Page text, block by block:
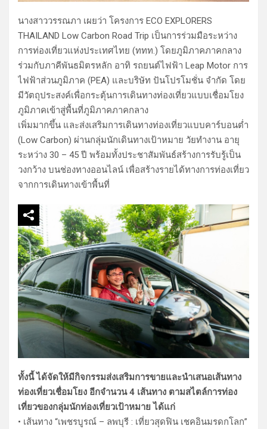
นางสาววรรณภา เผยว่า โครงการ ECO EXPLORERS
THAILAND Low Carbon Road Trip เป็นการร่วมมือระหว่าง
การท่องเที่ยวแห่งประเทศไทย (ททท.) โดยภูมิภาคภาคกลาง
ร่วมกับภาคีพันธมิตรหลัก อาทิ รถยนต์ไฟฟ้า Leap Motor การ
ไฟฟ้าส่วนภูมิภาค (PEA) และบริษัท ปันโปรโมชั่น จำกัด โดย
มีวัตถุประสงค์เพื่อกระตุ้นการเดินทางท่องเที่ยวแบบเชื่อมโยง
ภูมิภาคเข้าสู่พื้นที่ภูมิภาคภาคกลาง
เพิ่มมากขึ้น และส่งเสริมการเดินทางท่องเที่ยวแบบคาร์บอนต่ำ
(Low Carbon) ผ่านกลุ่มนักเดินทางเป้าหมาย วัยทำงาน อายุ
ระหว่าง 30 – 45 ปี พร้อมทั้งประชาสัมพันธ์สร้างการรับรู้เป็น
วงกว้าง บนช่องทางออนไลน์ เพื่อสร้างรายได้ทางการท่องเที่ยว
จากการเดินทางเข้าพื้นที่
ทั้งนี้ ได้จัดให้มีกิจกรรมส่งเสริมการขายและนำเสนอเส้นทาง
ท่องเที่ยวเชื่อมโยง อีกจำนวน 4 เส้นทาง ตามสไตล์การท่อง
เที่ยวของกลุ่มนักท่องเที่ยวเป้าหมาย ได้แก่
• เส้นทาง “เพชรบูรณ์ – ลพบุรี : เที่ยวสุดฟิน เชคอินมรดกโลก”